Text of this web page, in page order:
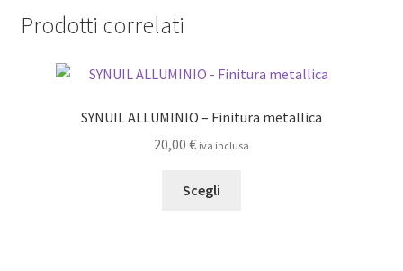
Prodotti correlati
SYNUIL ALLUMINIO – Finitura metallica
20,00 € iva inclusa
Scegli